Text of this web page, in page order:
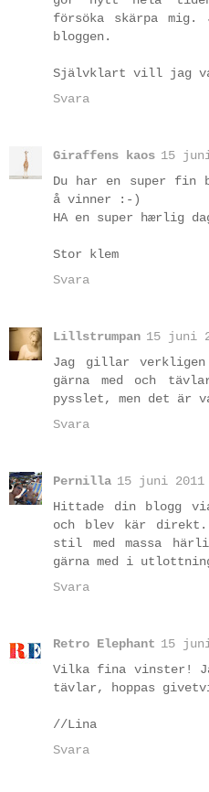
försöka skärpa mig.
bloggen.
Självklart vill jag
Svara
Giraffens kaos 15
Du har en super fin
å vinner :-)
HA en super hærlig
Stor klem
Svara
Lillstrumpan 15 juni
Jag gillar
gärna med och
pysslet, men det är
Svara
Pernilla 15 juni
Hittade din blogg
och blev kär
stil med massa
gärna med i
Svara
Retro Elephant 15
Vilka fina vinster!
tävlar, hoppas
//Lina
Svara